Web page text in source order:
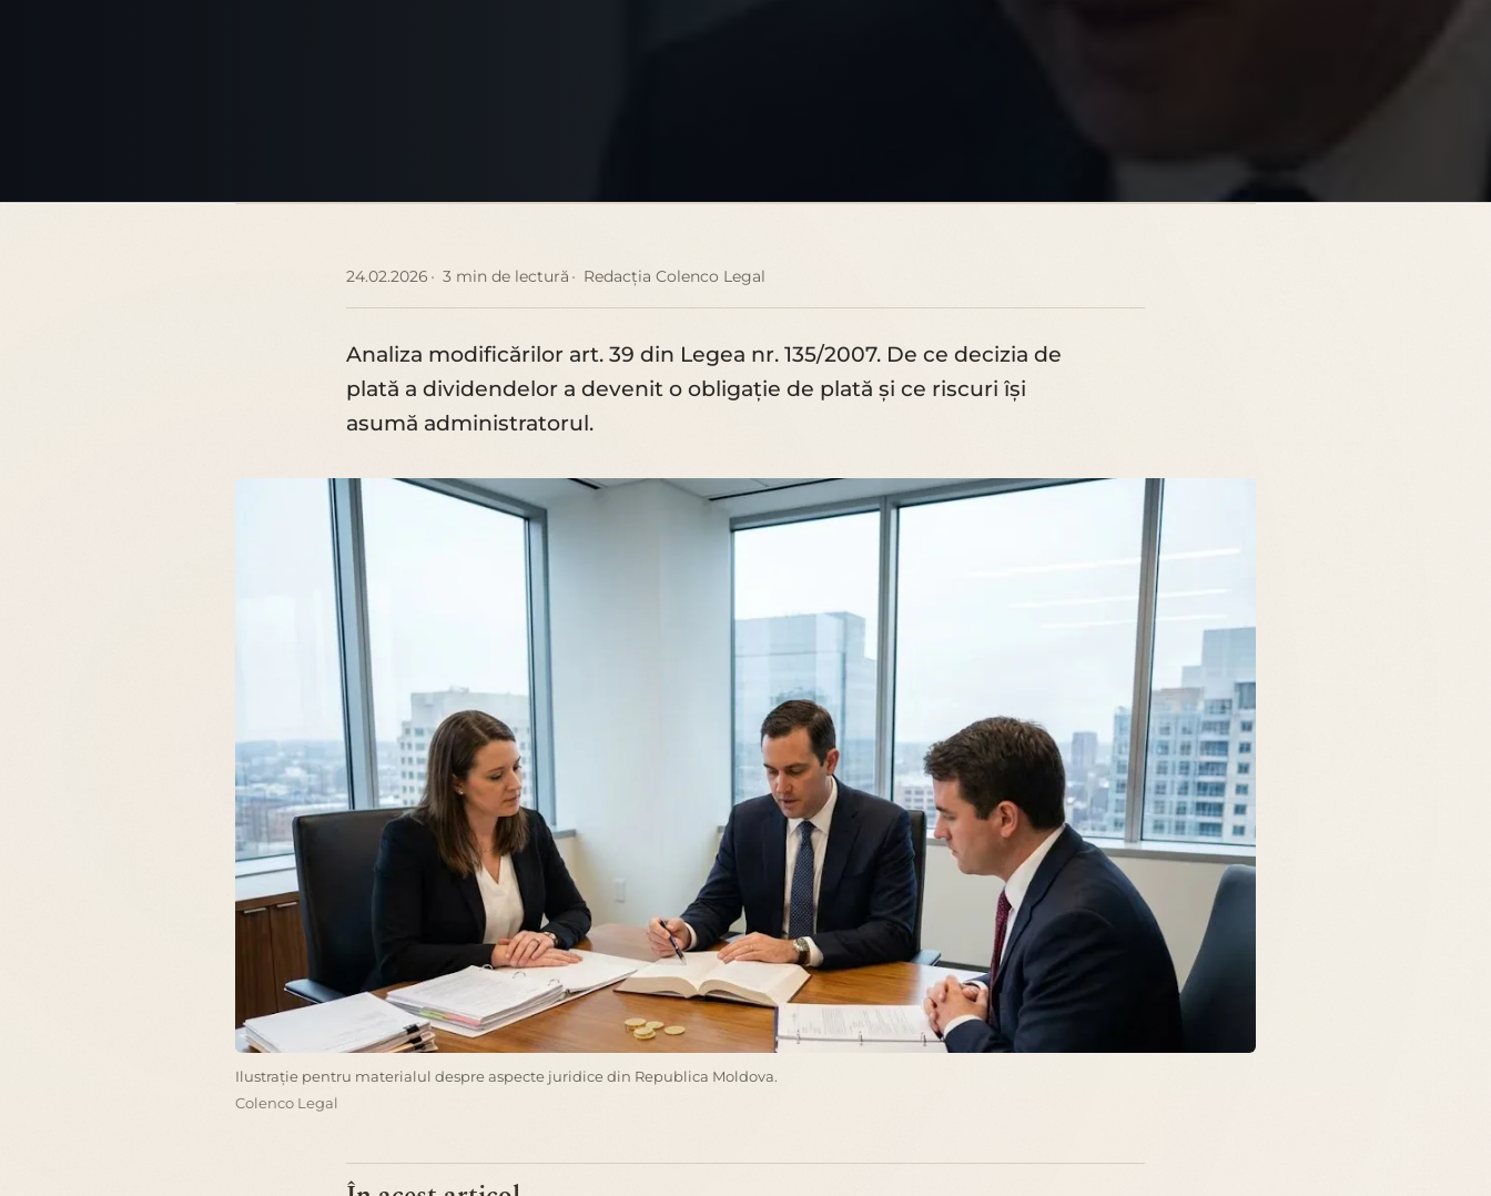
24.02.2026 3 min de lectură Redacția Colenco Legal
Analiza modificărilor art. 39 din Legea nr. 135/2007. De ce decizia de
plată a dividendelor a devenit o obligație de plată și ce riscuri își
asumă administratorul.
Ilustrație pentru materialul despre aspecte juridice din Republica Moldova.
Colenco Legal